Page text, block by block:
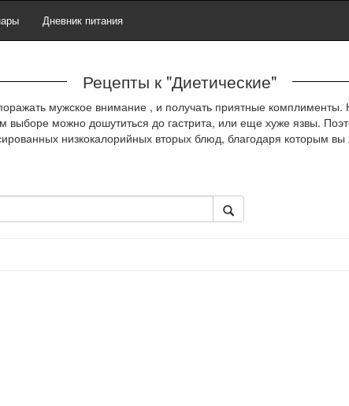
Дневник питания
Рецепты к "Диетические"
мужское внимание , и получать приятные
выборе можно дошутиться до гастрита, или еще хуже язвы.
низкокалорийных вторых блюд, благодаря которым